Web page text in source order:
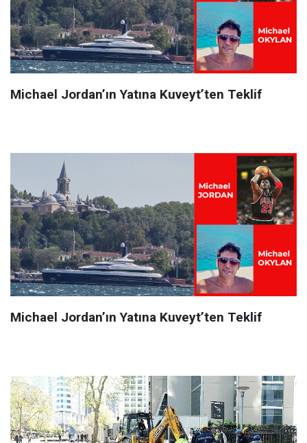
Michael Jordan’ın Yatına Kuveyt’ten Teklif
Michael Jordan’ın Yatına Kuveyt’ten Teklif